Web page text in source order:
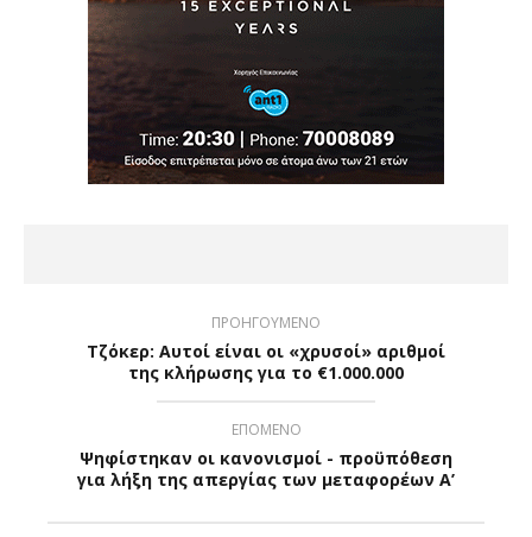
ΠΡΟΗΓΟΥΜΕΝΟ
Τζόκερ: Αυτοί είναι οι «χρυσοί» αριθμοί
της κλήρωσης για το €1.000.000
ΕΠΟΜΕΝΟ
Ψηφίστηκαν οι κανονισμοί - προϋπόθεση
για λήξη της απεργίας των μεταφορέων Α’